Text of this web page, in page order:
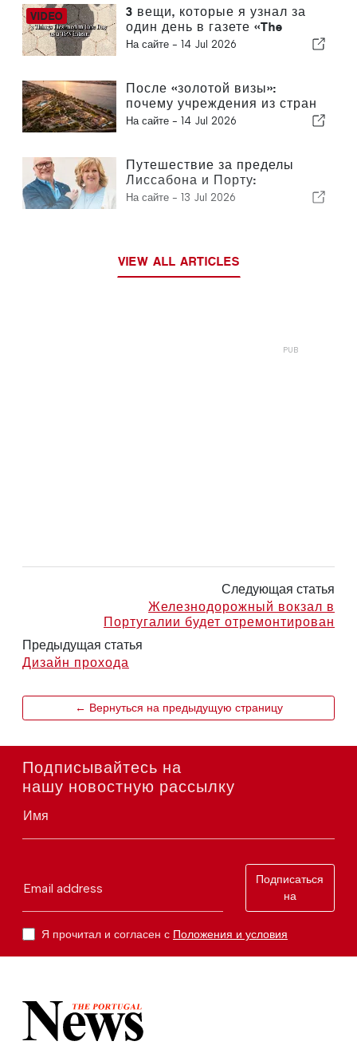
3 вещи, которые я узнал за
один день в газете «The
Portugal News»
На сайте - 14 Jul 2026
После «золотой визы»:
почему учреждения из стран
Персидского залива по-
На сайте - 14 Jul 2026
Путешествие за пределы
Лиссабона и Порту:
путеводитель по северу
На сайте - 13 Jul 2026
VIEW ALL ARTICLES
Следующая статья
Железнодорожный вокзал в
Португалии будет отремонтирован
Предыдущая статья
Дизайн прохода
← Вернуться на предыдущую страницу
Подписывайтесь на
нашу новостную рассылку
Имя
Email address
Подписаться
на
Я прочитал и согласен с Положения и условия